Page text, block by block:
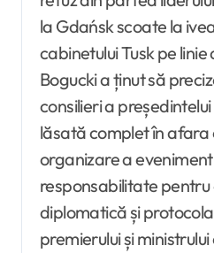
la Gdańsk scoate la
cabinetului Tusk pe
Bogucki a ținut să
consilieri a
lăsată complet în afara
organizare a
responsabilitate
diplomatică și
premierului și